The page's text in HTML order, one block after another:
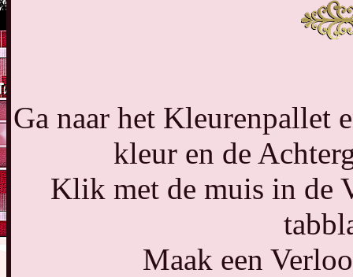
Ga naar het Kleurenpallet
kleur en de
Klik met de muis in de
Maak een